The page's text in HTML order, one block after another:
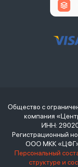
Общество с
компания
ИНН:
Регистрационный
ООО МКК
Персональный
структуре и